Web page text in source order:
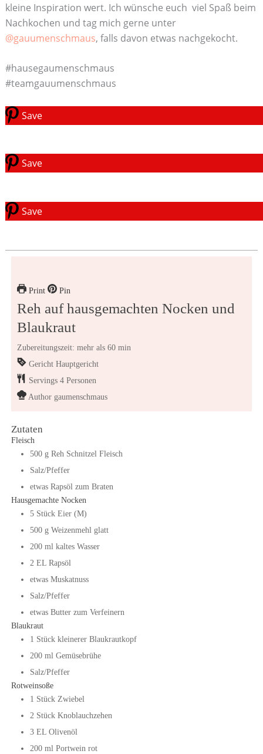
kleine Inspiration wert. Ich wünsche euch viel Spaß beim
Nachkochen und tag mich gerne unter
@gauumenschmaus, falls davon etwas nachgekocht.
#hausegaumenschmaus
#teamgauumenschmaus
Save
Save
Save
Print Pin
Reh auf hausgemachten Nocken und
Blaukraut
Zubereitungszeit: mehr als 60 min
Gericht Hauptgericht
Servings 4 Personen
Author gaumenschmaus
Zutaten
Fleisch
500 g Reh Schnitzel Fleisch
Salz/Pfeffer
etwas Rapsöl zum Braten
Hausgemachte Nocken
5 Stück Eier (M)
500 g Weizenmehl glatt
200 ml kaltes Wasser
2 EL Rapsöl
etwas Muskatnuss
Salz/Pfeffer
etwas Butter zum Verfeinern
Blaukraut
1 Stück kleinerer Blaukrautkopf
200 ml Gemüsebrühe
Salz/Pfeffer
Rotweinsoße
1 Stück Zwiebel
2 Stück Knoblauchzehen
3 EL Olivenöl
200 ml Portwein rot